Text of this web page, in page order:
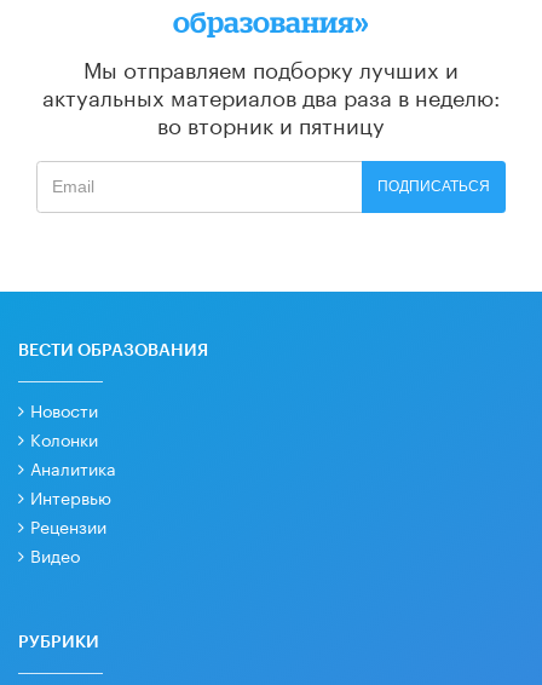
образования»
Мы отправляем подборку лучших и
актуальных материалов два раза в неделю:
во вторник и пятницу
ПОДПИСАТЬСЯ
ВЕСТИ ОБРАЗОВАНИЯ
Новости
Колонки
Аналитика
Интервью
Рецензии
Видео
РУБРИКИ